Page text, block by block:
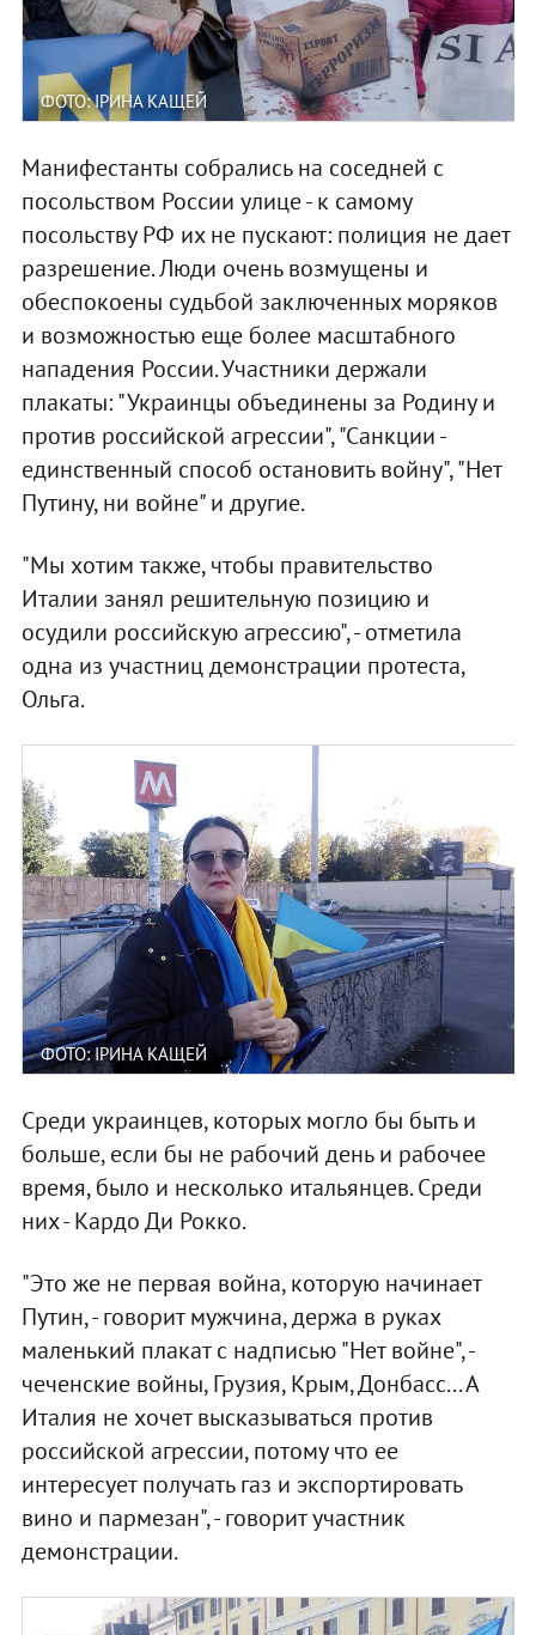
ФОТО: ІРИНА КАЩЕЙ
Манифестанты собрались на соседней с
посольством России улице - к самому
посольству РФ их не пускают: полиция не дает
разрешение. Люди очень возмущены и
обеспокоены судьбой заключенных моряков
и возможностью еще более масштабного
нападения России. Участники держали
плакаты: "Украинцы объединены за Родину и
против российской агрессии", "Санкции -
единственный способ остановить войну", "Нет
Путину, ни войне" и другие.
"Мы хотим также, чтобы правительство
Италии занял решительную позицию и
осудили российскую агрессию", - отметила
одна из участниц демонстрации протеста,
Ольга.
ФОТО: ІРИНА КАЩЕЙ
Среди украинцев, которых могло бы быть и
больше, если бы не рабочий день и рабочее
время, было и несколько итальянцев. Среди
них - Кардо Ди Рокко.
"Это же не первая война, которую начинает
Путин, - говорит мужчина, держа в руках
маленький плакат с надписью "Нет войне", -
чеченские войны, Грузия, Крым, Донбасс... А
Италия не хочет высказываться против
российской агрессии, потому что ее
интересует получать газ и экспортировать
вино и пармезан", - говорит участник
демонстрации.